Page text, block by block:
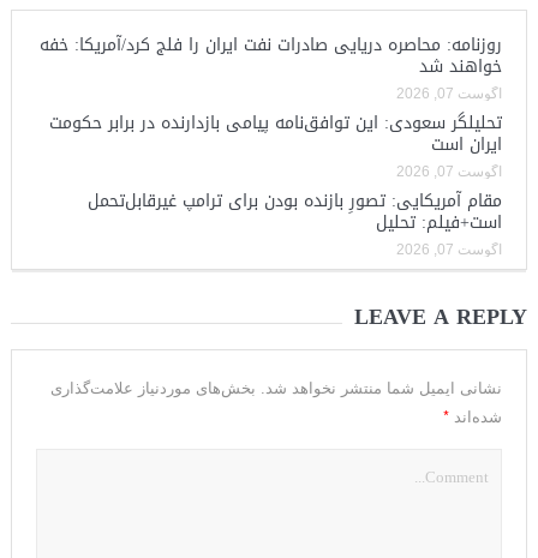
روزنامه: محاصره دریایی صادرات نفت ایران را فلج کرد/آمریکا: خفه
خواهند شد
آگوست 07, 2026
تحلیلگر سعودی: این توافق‌نامه پیامی بازدارنده در برابر حکومت
ایران است
آگوست 07, 2026
مقام آمریکایی: تصورِ بازنده بودن برای ترامپ غیرقابل‌تحمل
است+فیلم: تحلیل
آگوست 07, 2026
LEAVE A REPLY
نشانی ایمیل شما منتشر نخواهد شد. بخش‌های موردنیاز علامت‌گذاری
شده‌اند *